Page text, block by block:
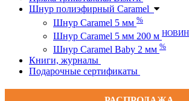
Шнур полиэфирный Caramel
Шнур Caramel 5 мм %
Шнур Caramel 5 мм 200 м
Шнур Caramel Baby 2 мм %
Книги, журналы
Подарочные сертификаты